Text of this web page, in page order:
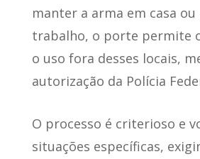
manter a arma em casa ou
trabalho, o porte permite
o uso fora desses locais,
autorização da Polícia
O processo é criterioso e
situações específicas,